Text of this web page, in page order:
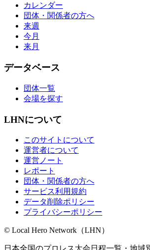
カレンダー
団体・関係者の方へ
来週
今月
来月
データベース
団体一覧
会場を探す
LHNについて
このサイトについて
運営者について
運営ノート
レポート
団体・関係者の方へ
サービス利用規約
データ削除ポリシー
プライバシーポリシー
© Local Hero Network（LHN）